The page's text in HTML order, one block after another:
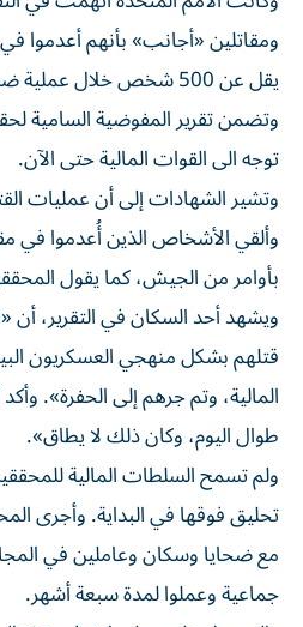
يقل عن 500 شخص خلال
وتضمن تقرير المفوضية السامية
توجه الى القوات المالية حتى الآن.
وتشير الشهادات إلى أن عمليات
وألقي الأشخاص الذين أُعدموا في
بأوامر من الجيش، كما يقول
ويشهد أحد السكان في التقرير، أن
قتلهم بشكل منهجي العسكريون
المالية، وتم جرهم إلى الحفرة».
طوال اليوم، وكان ذلك لا يطاق».
ولم تسمح السلطات المالية
جماعية وعملوا لمدة سبعة أشهر.